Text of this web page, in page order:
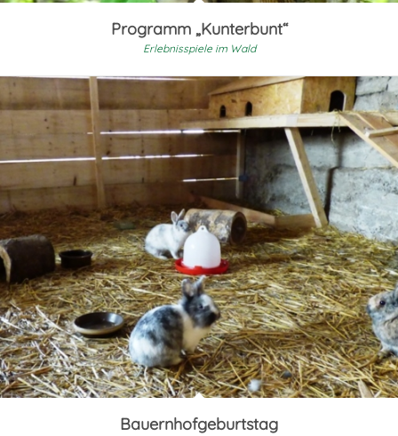
Programm „Kunterbunt“
Erlebnisspiele im Wald
Bauernhofgeburtstag